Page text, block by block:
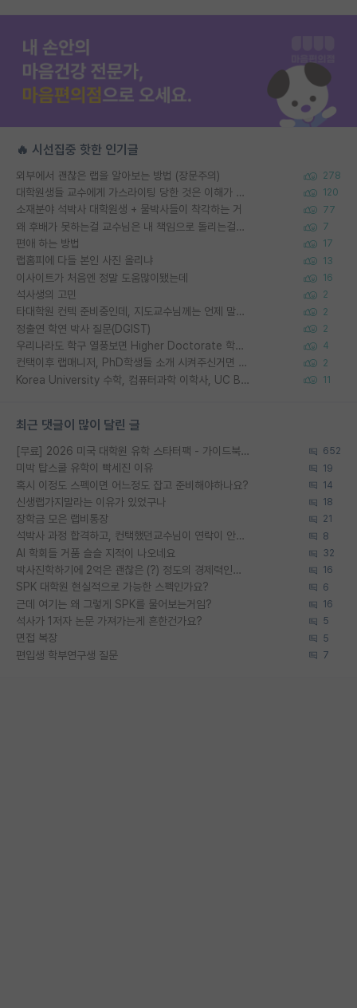
🔥 시선집중 핫한 인기글
외부에서 괜찮은 랩을 알아보는 방법 (장문주의) 278
대학원생들 교수에게 가스라이팅 당한 것은 이해가 갑니다. 안타깝네요. 120
소재분야 석박사 대학원생 + 물박사들이 착각하는 거 77
왜 후배가 못하는걸 교수님은 내 책임으로 돌리는걸까요? 7
편애 하는 방법 17
랩홈피에 다들 본인 사진 올리냐 13
이사이트가 처음엔 정말 도움많이됐는데 16
석사생의 고민 2
타대학원 컨텍 준비중인데, 지도교수님께는 언제 말씀드려야 할까요? 2
정출연 학연 박사 질문(DGIST) 2
우리나라도 학구 열풍보면 Higher Doctorate 학위가 필요하다고 봅니다. 4
컨택이후 랩매니저, PhD학생들 소개 시켜주신거면 거의 컨펌에 가깝나요? 2
Korea University 수학, 컴퓨터과학 이학사, UC Berkeley 산업공학 대학원 공학박사가 되는 것은 쉽지 않겠죠? 11
최근 댓글이 많이 달린 글
[무료] 2026 미국 대학원 유학 스타터팩 - 가이드북 & 합격자 컨택메일 템플릿 652
미박 탑스쿨 유학이 빡세진 이유 19
혹시 이정도 스펙이면 어느정도 잡고 준비해야하나요? 14
신생랩가지말라는 이유가 있었구나 18
장학금 모은 랩비통장 21
석박사 과정 합격하고, 컨택했던교수님이 연락이 안됩니다... 8
AI 학회들 거품 슬슬 지적이 나오네요 32
박사진학하기에 2억은 괜찮은 (?) 정도의 경제력인가요 16
SPK 대학원 현실적으로 가능한 스펙인가요? 6
근데 여기는 왜 그렇게 SPK를 물어보는거임? 16
석사가 1저자 논문 가져가는게 흔한건가요? 5
면접 복장 5
편입생 학부연구생 질문 7